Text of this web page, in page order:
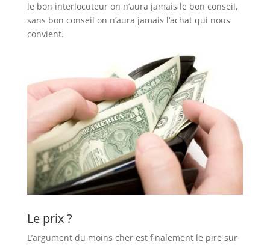
le bon interlocuteur on n’aura jamais le bon conseil,
sans bon conseil on n’aura jamais l’achat qui nous
convient.
Le prix ?
L’argument du moins cher est finalement le pire sur